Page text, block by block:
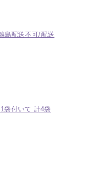
島配送不可/配送
袋付いて 計4袋